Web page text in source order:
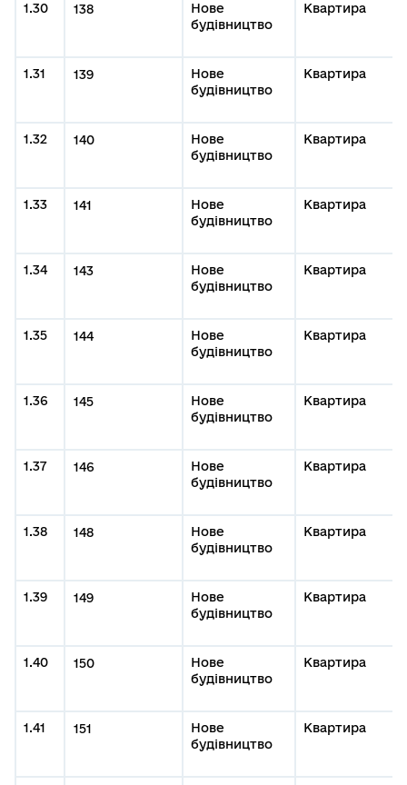
1.30 138
Нове
будівництво
Квартира
1.31 139
Нове
будівництво
Квартира
1.32 140
Нове
будівництво
Квартира
1.33 141
Нове
будівництво
Квартира
1.34 143
Нове
будівництво
Квартира
1.35 144
Нове
будівництво
Квартира
1.36 145
Нове
будівництво
Квартира
1.37 146
Нове
будівництво
Квартира
1.38 148
Нове
будівництво
Квартира
1.39 149
Нове
будівництво
Квартира
1.40 150
Нове
будівництво
Квартира
1.41 151
Нове
будівництво
Квартира